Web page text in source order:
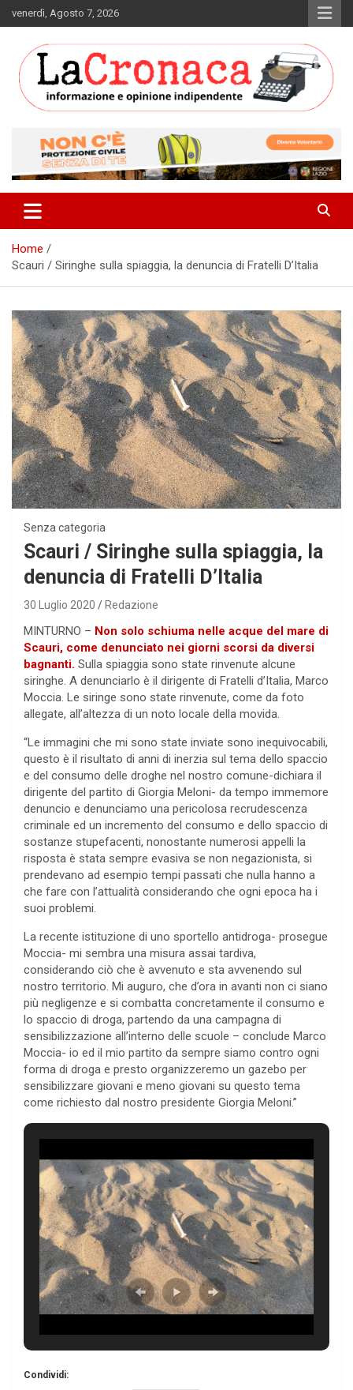
to
venerdì, Agosto 7, 2026
La Cronaca Quotidiano
Home
Scauri / Siringhe sulla spiaggia, la denuncia di Fratelli D’Italia
Senza categoria
Scauri / Siringhe sulla spiaggia, la
denuncia di Fratelli D’Italia
30 Luglio 2020 Redazione
MINTURNO – Non solo schiuma nelle acque del mare di
Scauri, come denunciato nei giorni scorsi da diversi
bagnanti. Sulla spiaggia sono state rinvenute alcune
siringhe. A denunciarlo è il dirigente di Fratelli d’Italia, Marco
Moccia. Le siringe sono state rinvenute, come da foto
allegate, all’altezza di un noto locale della movida.
“Le immagini che mi sono state inviate sono inequivocabili,
questo è il risultato di anni di inerzia sul tema dello spaccio
e del consumo delle droghe nel nostro comune-dichiara il
dirigente del partito di Giorgia Meloni- da tempo immemore
denuncio e denunciamo una pericolosa recrudescenza
criminale ed un incremento del consumo e dello spaccio di
sostanze stupefacenti, nonostante numerosi appelli la
risposta è stata sempre evasiva se non negazionista, si
prendevano ad esempio tempi passati che nulla hanno a
che fare con l’attualità considerando che ogni epoca ha i
suoi problemi.
La recente istituzione di uno sportello antidroga- prosegue
Moccia- mi sembra una misura assai tardiva,
considerando ciò che è avvenuto e sta avvenendo sul
nostro territorio. Mi auguro, che d’ora in avanti non ci siano
più negligenze e si combatta concretamente il consumo e
lo spaccio di droga, partendo da una campagna di
sensibilizzazione all’interno delle scuole – conclude Marco
Moccia- io ed il mio partito da sempre siamo contro ogni
forma di droga e presto organizzeremo un gazebo per
sensibilizzare giovani e meno giovani su questo tema
come richiesto dal nostro presidente Giorgia Meloni.”
Condividi: